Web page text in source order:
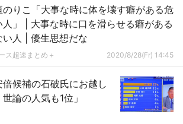
りこ「大事な時に体を壊す癖がある危
る癖がある
危機管理能力のない人 | 優生思想だな
ス超速まとめ＋ 2020/8/28(Fr) 14:45
候補の石破氏にお越し
論の人気も1位」